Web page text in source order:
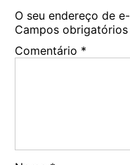
O seu endereço de
Campos
Comentário *